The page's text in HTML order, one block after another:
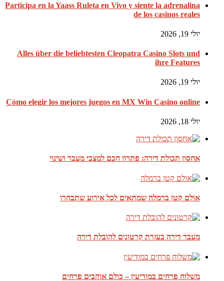
Participa en la Yaass Ruleta en Vivo y siente la adrenalina
de los casinos reales
יולי 19, 2026
Alles über die beliebtesten Cleopatra Casino Slots und
ihre Features
יולי 19, 2026
Cómo elegir los mejores juegos en MX Win Casino online
יולי 18, 2026
אחסון תכולת דירה: פתרון חכם למצבי מעבר ושינוי
אולם קטן ברמלה שמתאים לכל אירוע שתבחרו
מעבר דירה בעזרת קרטונים להובלת דירה
משלוח פרחים במודיעין – כולם אוהבים פרחים